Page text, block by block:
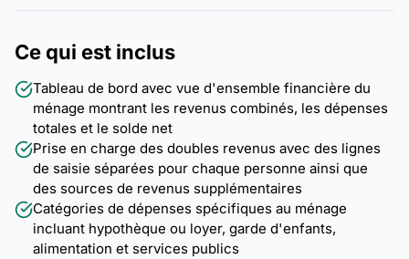
Ce qui est inclus
Tableau de bord avec vue d'ensemble financière du
ménage montrant les revenus combinés, les dépenses
totales et le solde net
Prise en charge des doubles revenus avec des lignes
de saisie séparées pour chaque personne ainsi que
des sources de revenus supplémentaires
Catégories de dépenses spécifiques au ménage
incluant hypothèque ou loyer, garde d'enfants,
alimentation et services publics